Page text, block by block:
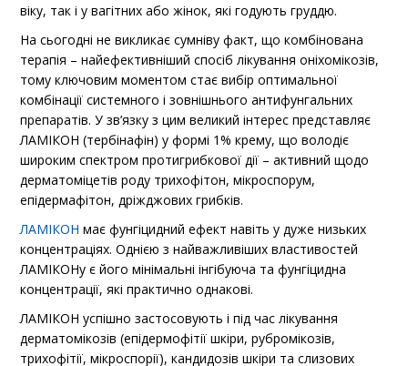
віку, так і у вагітних або жінок, які годують груддю.
На сьогодні не викликає сумніву факт, що комбінована
терапія – найефективніший спосіб лікування оніхомікозів,
тому ключовим моментом стає вибір оптимальної
комбінації системного і зовнішнього антифунгальних
препаратів. У зв’язку з цим великий інтерес представляє
ЛАМІКОН (тербінафін) у формі 1% крему, що володіє
широким спектром протигрибкової дії – активний щодо
дерматоміцетів роду трихофітон, мікроспорум,
епідермафітон, дріжджових грибків.
ЛАМІКОН має фунгіцидний ефект навіть у дуже низьких
концентраціях. Однією з найважливіших властивостей
ЛАМІКОНу є його мінімальні інгібуюча та фунгіцидна
концентрації, які практично однакові.
ЛАМІКОН успішно застосовують і під час лікування
дерматомікозів (епідермофітії шкіри, рубромікозів,
трихофітії, мікроспорії), кандидозів шкіри та слизових